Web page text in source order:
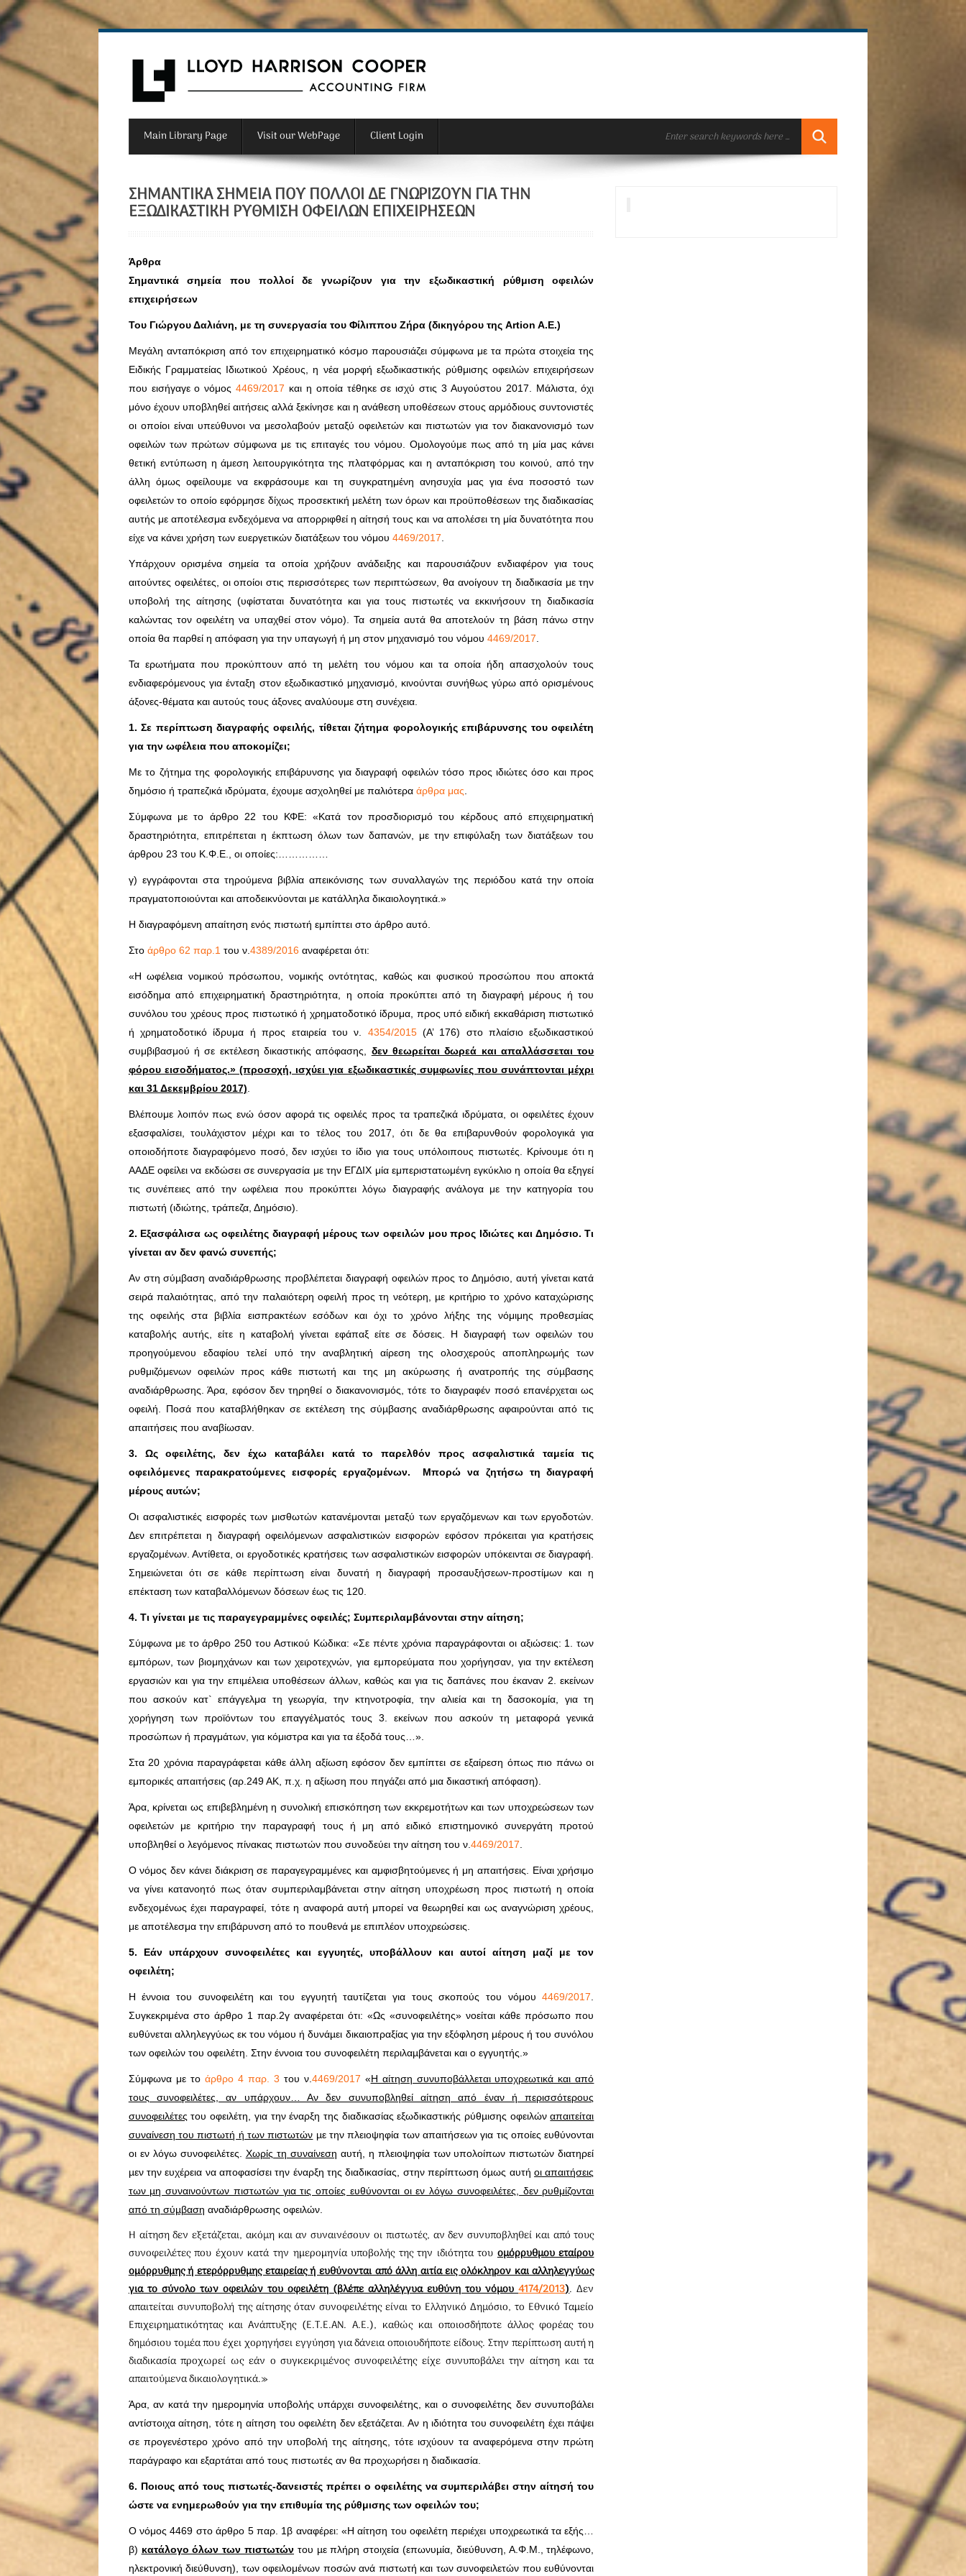
Main Library Page Visit our WebPage Client Login
ΣΗΜΑΝΤΙΚΆ ΣΗΜΕΊΑ ΠΟΥ ΠΟΛΛΟΊ ΔΕ ΓΝΩΡΊΖΟΥΝ ΓΙΑ ΤΗΝ
ΕΞΩΔΙΚΑΣΤΙΚΉ ΡΎΘΜΙΣΗ ΟΦΕΙΛΏΝ ΕΠΙΧΕΙΡΉΣΕΩΝ
Άρθρα
Σημαντικά σημεία που πολλοί δε γνωρίζουν για την εξωδικαστική ρύθμιση οφειλών
επιχειρήσεων
Του Γιώργου Δαλιάνη, με τη συνεργασία του Φίλιππου Ζήρα (δικηγόρου της Artion A.E.)
Μεγάλη ανταπόκριση από τον επιχειρηματικό κόσμο παρουσιάζει σύμφωνα με τα πρώτα στοιχεία της
Ειδικής Γραμματείας Ιδιωτικού Χρέους, η νέα μορφή εξωδικαστικής ρύθμισης οφειλών επιχειρήσεων
που εισήγαγε ο νόμος4469/2017 και η οποία τέθηκε σε ισχύ στις 3 Αυγούστου 2017. Μάλιστα, όχι
μόνο έχουν υποβληθεί αιτήσεις αλλά ξεκίνησε και η ανάθεση υποθέσεων στους αρμόδιους συντονιστές
οι οποίοι είναι υπεύθυνοι να μεσολαβούν μεταξύ οφειλετών και πιστωτών για τον διακανονισμό των
οφειλών των πρώτων σύμφωνα με τις επιταγές του νόμου. Ομολογούμε πως από τη μία μας κάνει
θετική εντύπωση η άμεση λειτουργικότητα της πλατφόρμας και η ανταπόκριση του κοινού, από την
άλλη όμως οφείλουμε να εκφράσουμε και τη συγκρατημένη ανησυχία μας για ένα ποσοστό των
οφειλετών το οποίο εφόρμησε δίχως προσεκτική μελέτη των όρων και προϋποθέσεων της διαδικασίας
αυτής με αποτέλεσμα ενδεχόμενα να απορριφθεί η αίτησή τους και να απολέσει τη μία δυνατότητα που
είχε να κάνει χρήση των ευεργετικών διατάξεων του νόμου 4469/2017
Υπάρχουν ορισμένα σημεία τα οποία χρήζουν ανάδειξης και παρουσιάζουν ενδιαφέρον για τους
αιτούντες οφειλέτες, οι οποίοι στις περισσότερες των περιπτώσεων, θα ανοίγουν τη διαδικασία με την
υποβολή της αίτησης (υφίσταται δυνατότητα και για τους πιστωτές να εκκινήσουν τη διαδικασία
καλώντας τον οφειλέτη να υπαχθεί στον νόμο). Τα σημεία αυτά θα αποτελούν τη βάση πάνω στην
οποία θα παρθεί η απόφαση για την υπαγωγή ή μη στον μηχανισμό του νόμου 4469/2017
Τα ερωτήματα που προκύπτουν από τη μελέτη του νόμου και τα οποία ήδη απασχολούν τους
ενδιαφερόμενους για ένταξη στον εξωδικαστικό μηχανισμό, κινούνται συνήθως γύρω από ορισμένους
άξονες-θέματα και αυτούς τους άξονες αναλύουμε στη συνέχεια.
1. Σε περίπτωση διαγραφής οφειλής, τίθεται ζήτημα φορολογικής επιβάρυνσης του οφειλέτη
για την ωφέλεια που αποκομίζει;
Με το ζήτημα της φορολογικής επιβάρυνσης για διαγραφή οφειλών τόσο προς ιδιώτες όσο και προς
δημόσιο ή τραπεζικά ιδρύματα, έχουμε ασχοληθεί με παλιότερα άρθρα μας
Σύμφωνα με το άρθρο 22 του ΚΦΕ: «Κατά τον προσδιορισμό του κέρδους από επιχειρηματική
δραστηριότητα, επιτρέπεται η έκπτωση όλων των δαπανών, με την επιφύλαξη των διατάξεων του
άρθρου 23 του Κ.Φ.Ε., οι οποίες:……………
γ) εγγράφονται στα τηρούμενα βιβλία απεικόνισης των συναλλαγών της περιόδου κατά την οποία
πραγματοποιούνται και αποδεικνύονται με κατάλληλα δικαιολογητικά.»
Η διαγραφόμενη απαίτηση ενός πιστωτή εμπίπτει στο άρθρο αυτό.
Στο άρθρο 62 παρ.1 του ν. 4389/2016αναφέρεται ότι:
«Η ωφέλεια νομικού πρόσωπου, νομικής οντότητας, καθώς και φυσικού προσώπου που αποκτά
εισόδημα από επιχειρηματική δραστηριότητα, η οποία προκύπτει από τη διαγραφή μέρους ή του
συνόλου του χρέους προς πιστωτικό ή χρηματοδοτικό ίδρυμα, προς υπό ειδική εκκαθάριση πιστωτικό
ή χρηματοδοτικό ίδρυμα ή προς εταιρεία του ν. 4354/2015(Α’ 176) στο πλαίσιο εξωδικαστικού
συμβιβασμού ή σε εκτέλεση δικαστικής απόφασης, δεν θεωρείται δωρεά και απαλλάσσεται του
φόρου εισοδήματος.» (προσοχή, ισχύει για εξωδικαστικές συμφωνίες που συνάπτονται μέχρι
και 31 Δεκεμβρίου 2017)
Βλέπουμε λοιπόν πως ενώ όσον αφορά τις οφειλές προς τα τραπεζικά ιδρύματα, οι οφειλέτες έχουν
εξασφαλίσει, τουλάχιστον μέχρι και το τέλος του 2017, ότι δε θα επιβαρυνθούν φορολογικά για
οποιοδήποτε διαγραφόμενο ποσό, δεν ισχύει το ίδιο για τους υπόλοιπους πιστωτές. Κρίνουμε ότι η
ΑΑΔΕ οφείλει να εκδώσει σε συνεργασία με την ΕΓΔΙΧ μία εμπεριστατωμένη εγκύκλιο η οποία θα εξηγεί
τις συνέπειες από την ωφέλεια που προκύπτει λόγω διαγραφής ανάλογα με την κατηγορία του
πιστωτή (ιδιώτης, τράπεζα, Δημόσιο).
2. Εξασφάλισα ως οφειλέτης διαγραφή μέρους των οφειλών μου προς Ιδιώτες και Δημόσιο. Τι
γίνεται αν δεν φανώ συνεπής;
Αν στη σύµβαση αναδιάρθρωσης προβλέπεται διαγραφή οφειλών προς το Δημόσιο, αυτή γίνεται κατά
σειρά παλαιότητας, από την παλαιότερη οφειλή προς τη νεότερη, µε κριτήριο το χρόνο καταχώρισης
της οφειλής στα βιβλία εισπρακτέων εσόδων και όχι το χρόνο λήξης της νόμιμης προθεσµίας
καταβολής αυτής, είτε η καταβολή γίνεται εφάπαξ είτε σε δόσεις. Η διαγραφή των οφειλών του
προηγούμενου εδαφίου τελεί υπό την αναβλητική αίρεση της ολοσχερούς αποπληρωμής των
ρυθμιζόμενων οφειλών προς κάθε πιστωτή και της µη ακύρωσης ή ανατροπής της σύµβασης
αναδιάρθρωσης. Άρα, εφόσον δεν τηρηθεί ο διακανονισμός, τότε το διαγραφέν ποσό επανέρχεται ως
οφειλή. Ποσά που καταβλήθηκαν σε εκτέλεση της σύµβασης αναδιάρθρωσης αφαιρούνται από τις
απαιτήσεις που αναβίωσαν.
3. Ως οφειλέτης, δεν έχω καταβάλει κατά το παρελθόν προς ασφαλιστικά ταμεία τις
οφειλόμενες παρακρατούμενες εισφορές εργαζομένων.
Μπορώ να ζητήσω τη διαγραφή
μέρους αυτών;
Οι ασφαλιστικές εισφορές των μισθωτών κατανέμονται μεταξύ των εργαζόμενων και των εργοδοτών.
Δεν επιτρέπεται η διαγραφή οφειλόμενων ασφαλιστικών εισφορών εφόσον πρόκειται για κρατήσεις
εργαζομένων. Αντίθετα, οι εργοδοτικές κρατήσεις των ασφαλιστικών εισφορών υπόκεινται σε διαγραφή.
Σημειώνεται ότι σε κάθε περίπτωση είναι δυνατή η διαγραφή προσαυξήσεων-προστίμων και η
επέκταση των καταβαλλόμενων δόσεων έως τις 120.
4. Τι γίνεται με τις παραγεγραμμένες οφειλές; Συμπεριλαμβάνονται στην αίτηση;
Σύμφωνα με το άρθρο 250 του Αστικού Κώδικα: «Σε πέντε χρόνια παραγράφονται οι αξιώσεις: 1. των
εμπόρων, των βιομηχάνων και των χειροτεχνών, για εμπορεύματα που χορήγησαν, για την εκτέλεση
εργασιών και για την επιμέλεια υποθέσεων άλλων, καθώς και για τις δαπάνες που έκαναν 2. εκείνων
που ασκούν κατ` επάγγελμα τη γεωργία, την κτηνοτροφία, την αλιεία και τη δασοκομία, για τη
χορήγηση των προϊόντων του επαγγέλματός τους 3. εκείνων που ασκούν τη μεταφορά γενικά
προσώπων ή πραγμάτων, για κόμιστρα και για τα έξοδά τους…».
Στα 20 χρόνια παραγράφεται κάθε άλλη αξίωση εφόσον δεν εμπίπτει σε εξαίρεση όπως πιο πάνω οι
εμπορικές απαιτήσεις (αρ.249 ΑΚ, π.χ. η αξίωση που πηγάζει από μια δικαστική απόφαση).
Άρα, κρίνεται ως επιβεβλημένη η συνολική επισκόπηση των εκκρεμοτήτων και των υποχρεώσεων των
οφειλετών με κριτήριο την παραγραφή τους ή μη από ειδικό επιστημονικό συνεργάτη προτού
υποβληθεί ο λεγόμενος πίνακας πιστωτών που συνοδεύει την αίτηση του ν. 4469/2017
Ο νόμος δεν κάνει διάκριση σε παραγεγραμμένες και αμφισβητούμενες ή μη απαιτήσεις. Είναι χρήσιμο
να γίνει κατανοητό πως όταν συμπεριλαμβάνεται στην αίτηση υποχρέωση προς πιστωτή η οποία
ενδεχομένως έχει παραγραφεί, τότε η αναφορά αυτή μπορεί να θεωρηθεί και ως αναγνώριση χρέους,
με αποτέλεσμα την επιβάρυνση από το πουθενά με επιπλέον υποχρεώσεις.
5. Εάν υπάρχουν συνοφειλέτες και εγγυητές, υποβάλλουν και αυτοί αίτηση μαζί με τον
οφειλέτη;
Η έννοια του συνοφειλέτη και του εγγυητή ταυτίζεται για τους σκοπούς του νόμου4469/2017
Συγκεκριμένα στο άρθρο 1 παρ.2γ αναφέρεται ότι: «Ως «συνοφειλέτης» νοείται κάθε πρόσωπο που
ευθύνεται αλληλεγγύως εκ του νόµου ή δυνάµει δικαιοπραξίας για την εξόφληση μέρους ή του συνόλου
των οφειλών του οφειλέτη. Στην έννοια του συνοφειλέτη περιλαµβάνεται και ο εγγυητής.»
Σύμφωνα με το άρθρο 4 παρ. 3 του ν. 4469/2017 «Η αίτηση συνυποβάλλεται υποχρεωτικά και από
τους συνοφειλέτες, αν υπάρχουν… Αν δεν συνυποβληθεί αίτηση από έναν ή περισσότερους
συνοφειλέτες του οφειλέτη, για την έναρξη της διαδικασίας εξωδικαστικής ρύθµισης οφειλώναπαιτείται
συναίνεση του πιστωτή ή των πιστωτών µε την πλειοψηφία των απαιτήσεων για τις οποίες ευθύνονται
οι εν λόγω συνοφειλέτες. Χωρίς τη συναίνεση αυτή, η πλειοψηφία των υπολοίπων πιστωτών διατηρεί
µεν την ευχέρεια να αποφασίσει την έναρξη της διαδικασίας, στην περίπτωση όµως αυτήοι απαιτήσεις
των µη συναινούντων πιστωτών για τις οποίες ευθύνονται οι εν λόγω συνοφειλέτες, δεν ρυθμίζονται
από τη σύµβαση αναδιάρθρωσης οφειλών.
Η αίτηση δεν εξετάζεται, ακόμη και αν συναινέσουν οι πιστωτές, αν δεν συνυποβληθεί και από τους
συνοφειλέτες που έχουν κατά την ηµεροµηνία υποβολής της την ιδιότητα τουομόρρυθμου εταίρου
οµόρρυθµης ή ετερόρρυθμης εταιρείας ή ευθύνονται από άλλη αιτία εις ολόκληρον και αλληλεγγύως
για το σύνολο των οφειλών του οφειλέτη (βλέπε αλληλέγγυα ευθύνη του νόμου4174/2013). Δεν
απαιτείται συνυποβολή της αίτησης όταν συνοφειλέτης είναι το Ελληνικό Δημόσιο, το Εθνικό Ταµείο
Επιχειρηματικότητας και Ανάπτυξης (Ε.Τ.Ε.ΑΝ. Α.Ε.), καθώς και οποιοσδήποτε άλλος φορέας του
δημόσιου τομέα που έχει χορηγήσει εγγύηση για δάνεια οποιουδήποτε είδους. Στην περίπτωση αυτή η
διαδικασία προχωρεί ως εάν ο συγκεκριμένος συνοφειλέτης είχε συνυποβάλει την αίτηση και τα
απαιτούμενα δικαιολογητικά.»
Άρα, αν κατά την ημερομηνία υποβολής υπάρχει συνοφειλέτης, και ο συνοφειλέτης δεν συνυποβάλει
αντίστοιχα αίτηση, τότε η αίτηση του οφειλέτη δεν εξετάζεται. Αν η ιδιότητα του συνοφειλέτη έχει πάψει
σε προγενέστερο χρόνο από την υποβολή της αίτησης, τότε ισχύουν τα αναφερόμενα στην πρώτη
παράγραφο και εξαρτάται από τους πιστωτές αν θα προχωρήσει η διαδικασία.
6. Ποιους από τους πιστωτές-δανειστές πρέπει ο οφειλέτης να συμπεριλάβει στην αίτησή του
ώστε να ενημερωθούν για την επιθυμία της ρύθμισης των οφειλών του;
Ο νόμος 4469 στο άρθρο 5 παρ. 1β αναφέρει: «Η αίτηση του οφειλέτη περιέχει υποχρεωτικά τα εξής…
β) κατάλογο όλων των πιστωτώντου µε πλήρη στοιχεία (επωνυµία, διεύθυνση, Α.Φ.Μ., τηλέφωνο,
ηλεκτρονική διεύθυνση), των οφειλομένων ποσών ανά πιστωτή και των συνοφειλετών που ευθύνονται